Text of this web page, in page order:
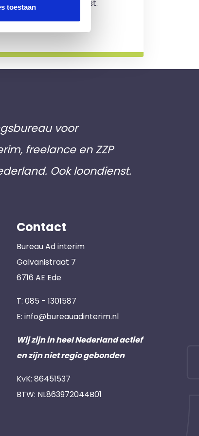
toestaan
je zit nergens aan vast.
voor
freelance en ZZP
Ook loondienst.
Contact
Bureau Ad interim
Galvanistraat 7
6716 AE Ede
T: 085 - 1301587
E: info@bureauadinterim.nl
Wij zijn in heel Nederland actief
en zijn niet regio gebonden
KvK: 86451537
BTW: NL863972044B01